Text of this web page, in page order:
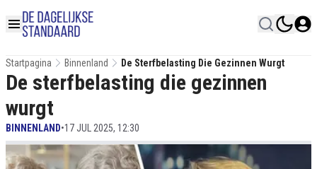
Startpagina Binnenland De Sterfbelasting Die Gezinnen Wurgt
De sterfbelasting die gezinnen
wurgt
BINNENLAND•17 JUL 2025, 12:30